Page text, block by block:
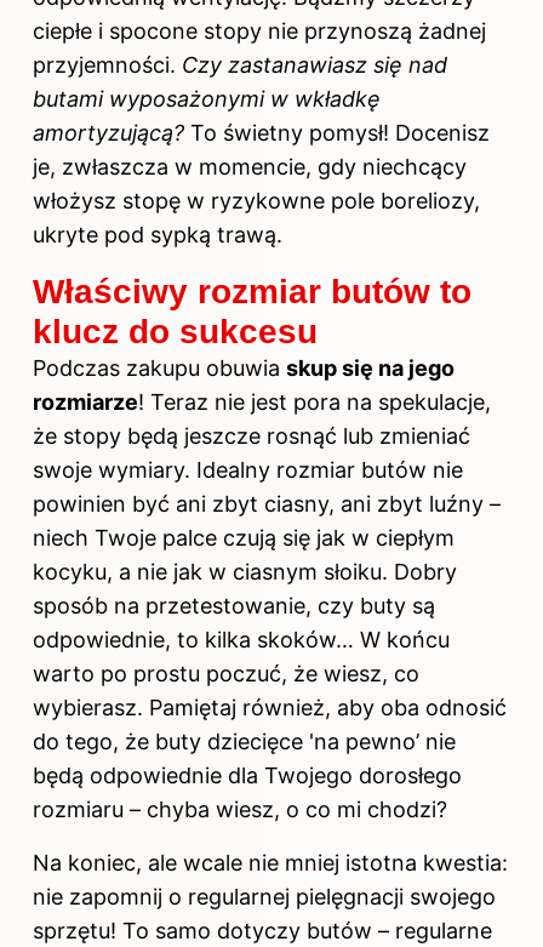
ciepłe i spocone stopy nie przynoszą żadnej
przyjemności. Czy zastanawiasz się nad
butami wyposażonymi w wkładkę
amortyzującą? To świetny pomysł! Docenisz
je, zwłaszcza w momencie, gdy niechcący
włożysz stopę w ryzykowne pole boreliozy,
ukryte pod sypką trawą.
Właściwy rozmiar butów to
klucz do sukcesu
Podczas zakupu obuwia skup się na jego
rozmiarze! Teraz nie jest pora na spekulacje,
że stopy będą jeszcze rosnąć lub zmieniać
swoje wymiary. Idealny rozmiar butów nie
powinien być ani zbyt ciasny, ani zbyt luźny –
niech Twoje palce czują się jak w ciepłym
kocyku, a nie jak w ciasnym słoiku. Dobry
sposób na przetestowanie, czy buty są
odpowiednie, to kilka skoków… W końcu
warto po prostu poczuć, że wiesz, co
wybierasz. Pamiętaj również, aby oba odnosić
do tego, że buty dziecięce 'na pewno’ nie
będą odpowiednie dla Twojego dorosłego
rozmiaru – chyba wiesz, o co mi chodzi?
Na koniec, ale wcale nie mniej istotna kwestia:
nie zapomnij o regularnej pielęgnacji swojego
sprzętu! To samo dotyczy butów – regularne